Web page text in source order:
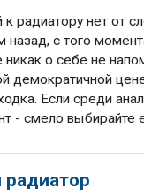
радиатору нет от
назад, с того
о себе не
демократичной
Если среди
- смело выбирайте